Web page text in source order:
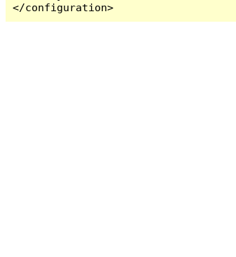
</configuration>